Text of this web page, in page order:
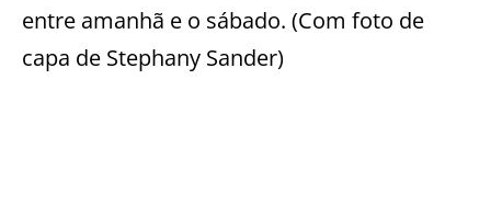
entre amanhã e o sábado. (Com foto de
capa de Stephany Sander)